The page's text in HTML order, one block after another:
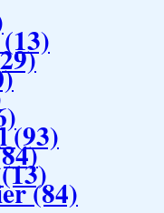
(93)
(84)